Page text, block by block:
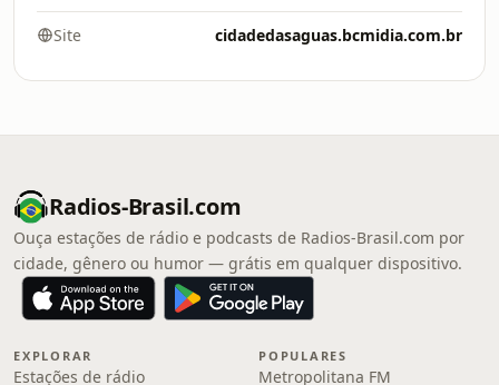
Site cidadedasaguas.bcmidia.com.br
Radios-Brasil.com
Ouça estações de rádio e podcasts de Radios-Brasil.com por
cidade, gênero ou humor — grátis em qualquer dispositivo.
EXPLORAR
Estações de rádio
POPULARES
Metropolitana FM